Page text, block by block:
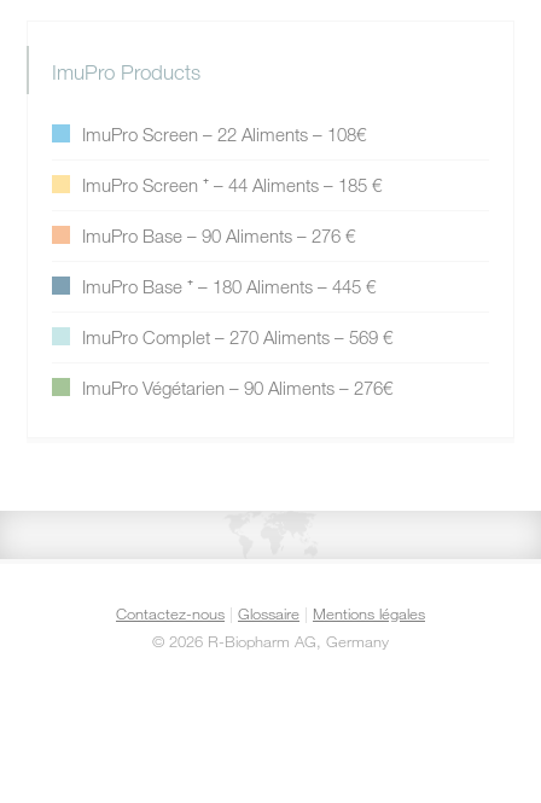
ImuPro Products
ImuPro Screen – 22 Aliments – 108€
ImuPro Screen ⁺ – 44 Aliments – 185 €
ImuPro Base – 90 Aliments – 276 €
ImuPro Base ⁺ – 180 Aliments – 445 €
ImuPro Complet – 270 Aliments – 569 €
ImuPro Végétarien – 90 Aliments – 276€
Contactez-nous | Glossaire | Mentions légales
© 2026 R-Biopharm AG, Germany